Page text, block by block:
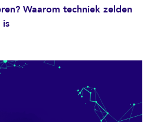
Waarom techniek zelden
is